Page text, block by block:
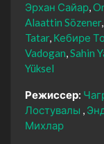
Эрхан Сайар
Alaattin Sözener
Tatar Кебире
Vadogan Sahin
Yüksel
Режиссер:
Лостувалы
Михлар